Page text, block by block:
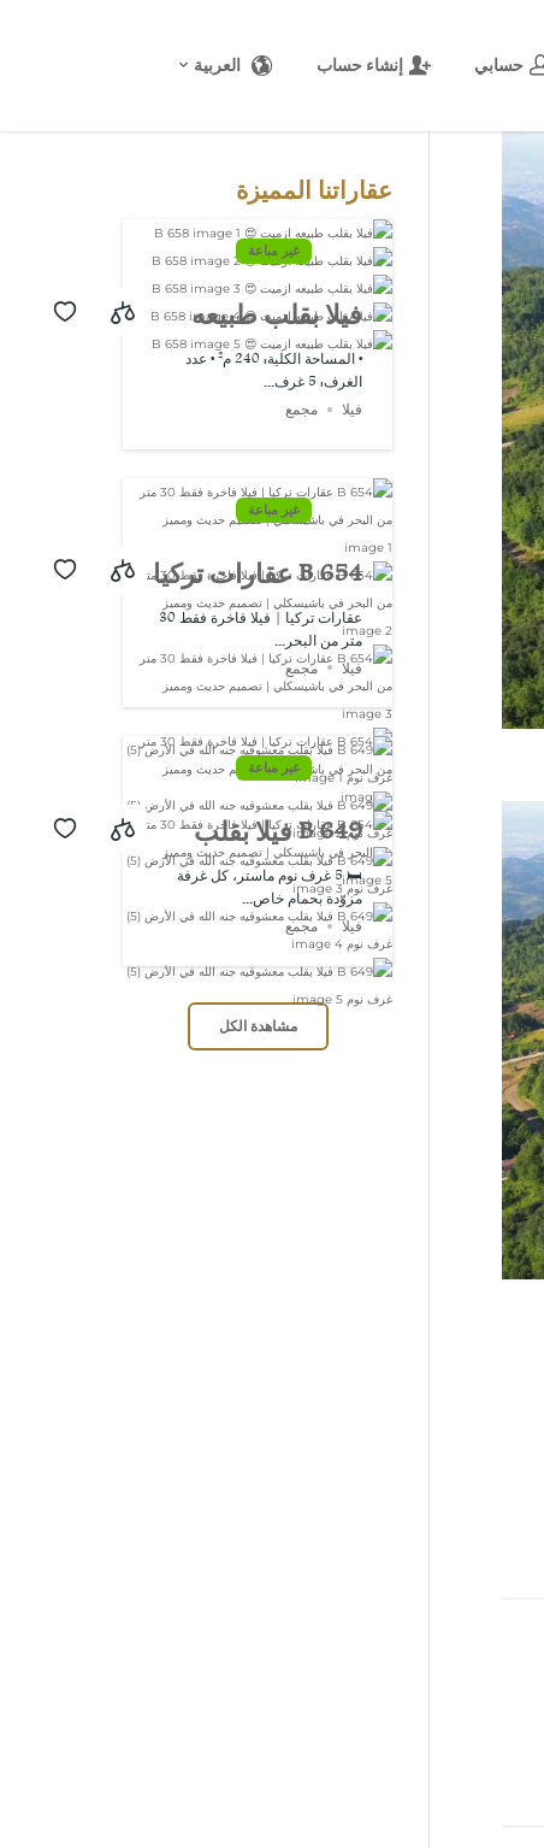
حسابي إنشاء حساب العربية
عقاراتنا المميزة
غير مباعة
فيلا بقلب طبيعه
ازميت 😍 B 658
• المساحة الكلية: 240 م² • عدد
الغرف: 5 غرف...
فيلا
مجمع
غير مباعة
B 654 عقارات تركيا
| فيلا فاخرة فقط
30 متر من البحر
في باشيسكلي |
تصميم حديث
ومميز
عقارات تركيا | فيلا فاخرة فقط 30
متر من البحر...
فيلا
مجمع
غير مباعة
B 649 فيلا بقلب
معشوقيه جنه الله
في الأرض (5) غرف
نوم
🛏️ 5 غرف نوم ماستر، كل غرفة
مزوّدة بحمام خاص...
فيلا
مجمع
مشاهدة الكل